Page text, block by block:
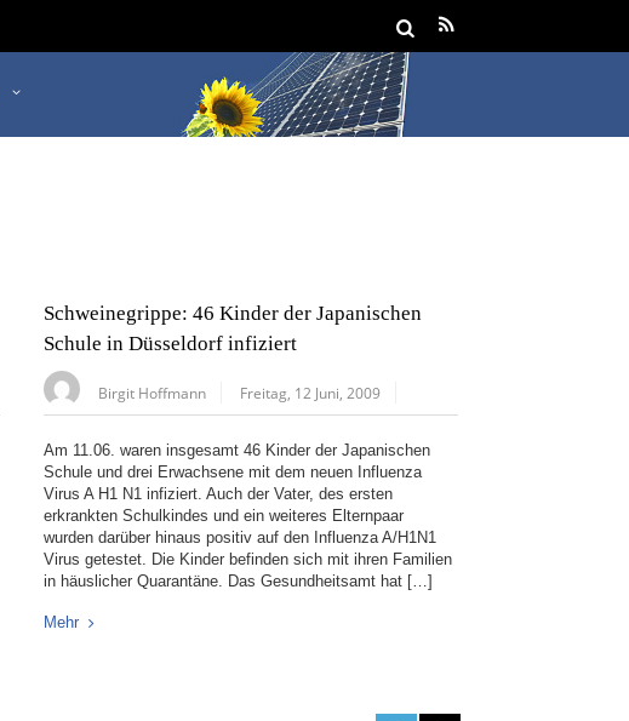
Schweinegrippe: 46 Kinder der Japanischen
Schule in Düsseldorf infiziert
Birgit Hoffmann Freitag, 12 Juni, 2009
Am 11.06. waren insgesamt 46 Kinder der Japanischen
Schule und drei Erwachsene mit dem neuen Influenza
Virus A H1 N1 infiziert. Auch der Vater, des ersten
erkrankten Schulkindes und ein weiteres Elternpaar
wurden darüber hinaus positiv auf den Influenza A/H1N1
Virus getestet. Die Kinder befinden sich mit ihren Familien
in häuslicher Quarantäne. Das Gesundheitsamt hat […]
Mehr